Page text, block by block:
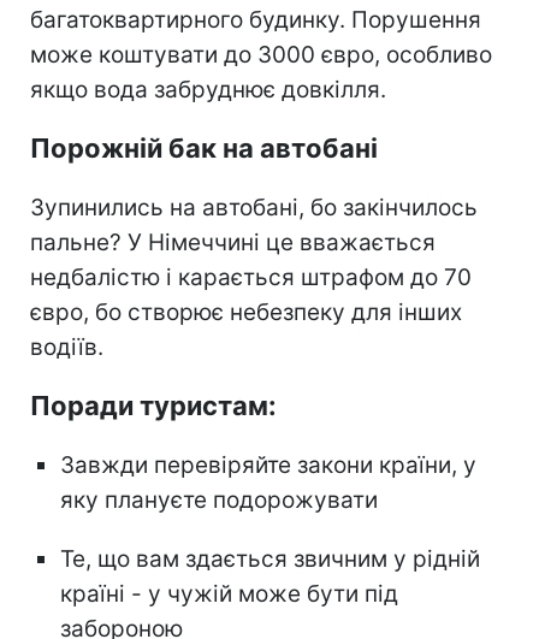
багатоквартирного будинку. Порушення
може коштувати до 3000 євро, особливо
якщо вода забруднює довкілля.
Порожній бак на автобані
Зупинились на автобані, бо закінчилось
пальне? У Німеччині це вважається
недбалістю і карається штрафом до 70
євро, бо створює небезпеку для інших
водіїв.
Поради туристам:
Завжди перевіряйте закони країни, у
яку плануєте подорожувати
Те, що вам здається звичним у рідній
країні - у чужій може бути під
забороною